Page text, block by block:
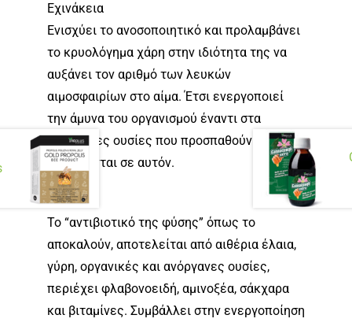
Εχινάκεια
Ενισχύει το ανοσοποιητικό και προλαμβάνει
το κρυολόγημα χάρη στην ιδιότητα της να
αυξάνει τον αριθμό των λευκών
αιμοσφαιρίων στο αίμα. Έτσι ενεργοποιεί
την άμυνα του οργανισμού έναντι στα
παθογόνες ουσίες που προσπαθούν να
εισέρχονται σε αυτόν.
Πρόπολη
Το “αντιβιοτικό της φύσης” όπως το
αποκαλούν, αποτελείται από αιθέρια έλαια,
γύρη, οργανικές και ανόργανες ουσίες,
περιέχει φλαβονοειδή, αμινοξέα, σάκχαρα
και βιταμίνες. Συμβάλλει στην ενεργοποίηση